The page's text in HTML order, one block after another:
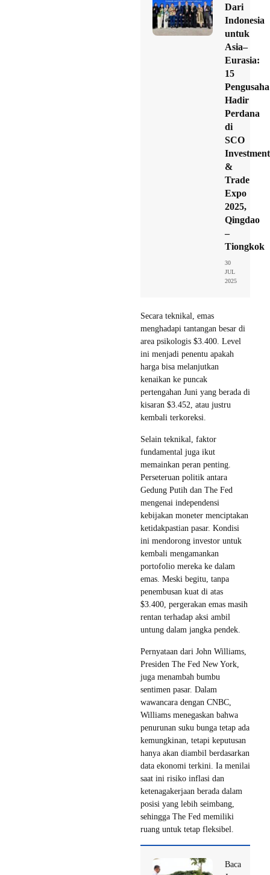
Dari
Indonesia
untuk
Asia–
Eurasia:
15
Pengusaha
Hadir
Perdana
di
SCO
Investment
&
Trade
Expo
2025,
Qingdao
–
Tiongkok
30
JUL
2025
Secara teknikal, emas
menghadapi tantangan besar di
area psikologis $3.400. Level
ini menjadi penentu apakah
harga bisa melanjutkan
kenaikan ke puncak
pertengahan Juni yang berada di
kisaran $3.452, atau justru
kembali terkoreksi.
Selain teknikal, faktor
fundamental juga ikut
memainkan peran penting.
Perseteruan politik antara
Gedung Putih dan The Fed
mengenai independensi
kebijakan moneter menciptakan
ketidakpastian pasar. Kondisi
ini mendorong investor untuk
kembali mengamankan
portofolio mereka ke dalam
emas. Meski begitu, tanpa
penembusan kuat di atas
$3.400, pergerakan emas masih
rentan terhadap aksi ambil
untung dalam jangka pendek.
Pernyataan dari John Williams,
Presiden The Fed New York,
juga menambah bumbu
sentimen pasar. Dalam
wawancara dengan CNBC,
Williams menegaskan bahwa
penurunan suku bunga tetap ada
kemungkinan, tetapi keputusan
hanya akan diambil berdasarkan
data ekonomi terkini. Ia menilai
saat ini risiko inflasi dan
ketenagakerjaan berada dalam
posisi yang lebih seimbang,
sehingga The Fed memiliki
ruang untuk tetap fleksibel.
Baca